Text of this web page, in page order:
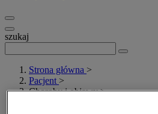
szukaj
Strona główna >
Pacjent >
Choroby i objawy >